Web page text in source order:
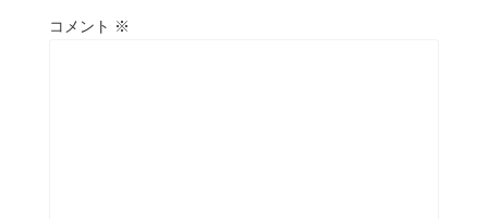
コメント ※